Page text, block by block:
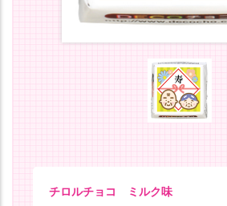
チロルチョコ ミルク味